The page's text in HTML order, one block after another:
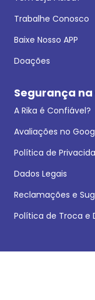
Trabalhe Conosco
Baixe Nosso APP
Doações
Segurança
A Rika é Confiável?
Avaliações no
Política de
Dados Legais
Reclamações e
Política de Troca e